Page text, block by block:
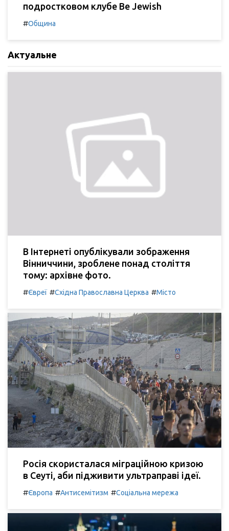
подростковом клубе Be Jewish
#Община
Актуальне
В Інтернеті опублікували зображення
Вінниччини, зроблене понад століття
тому: архівне фото.
#Євреї #Східна Православна Церква #Місто
Росія скористалася міграційною кризою
в Сеуті, аби підживити ультраправі ідеї.
#Європа #Антисемітизм #Соціальна мережа